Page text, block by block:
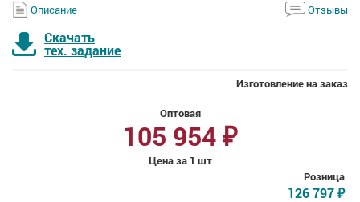
Описание Отзывы
Скачать
тех. задание
Изготовление на заказ
Оптовая
105 954 ₽
Цена за 1 шт
Розница
126 797 ₽